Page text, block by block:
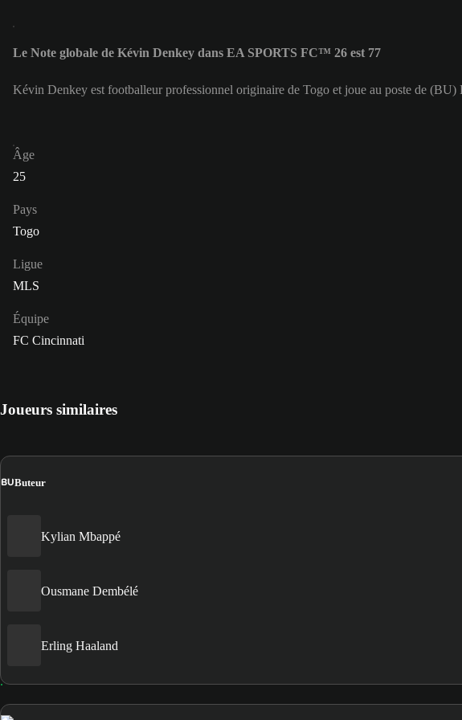
Le Note globale de Kévin Denkey dans EA SPORTS FC™ 26 est 77
Kévin Denkey est footballeur professionnel originaire de Togo et joue au poste de
Âge
25
Pays
Togo
Ligue
MLS
Équipe
FC Cincinnati
Joueurs similaires
BUButeur
Kylian Mbappé
Ousmane Dembélé
Erling Haaland